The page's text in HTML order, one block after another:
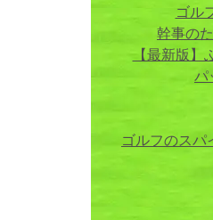
ゴル
幹事の
【最新版
パ
ゴルフのスパ